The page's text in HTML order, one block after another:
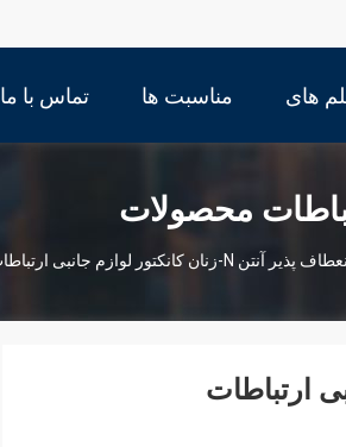
های مناسبت ها تماس با ما
محصولات